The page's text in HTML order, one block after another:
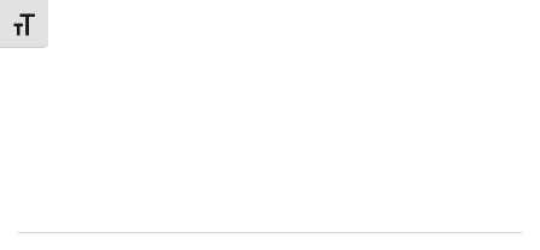
TOGGLE FONT SIZE